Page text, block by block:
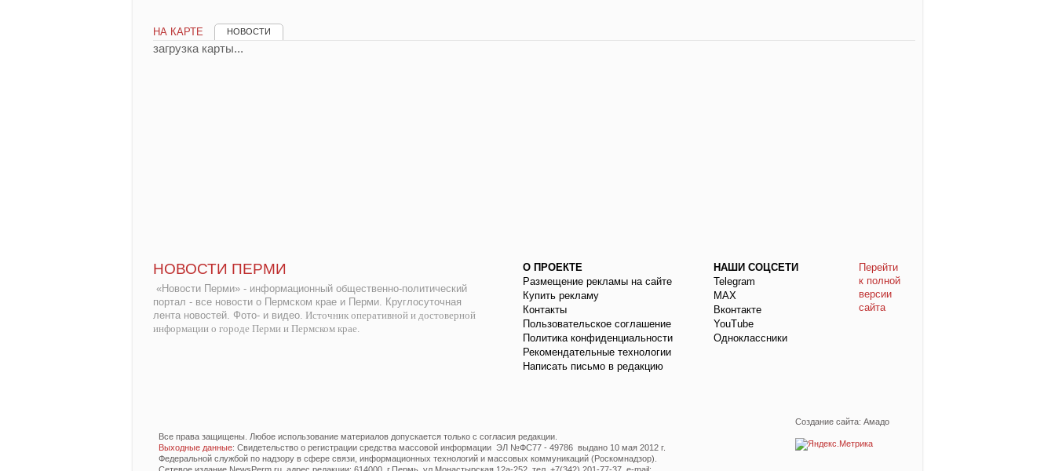
НА КАРТЕ НОВОСТИ
загрузка карты...
НОВОСТИ ПЕРМИ
«Новости Перми» - информационный общественно-политический
портал - все новости о Пермском крае и Перми. Круглосуточная
лента новостей. Фото- и видео. Источник оперативной и достоверной
информации о городе Перми и Пермском крае.
О ПРОЕКТЕ
Размещение рекламы на сайте
Купить рекламу
Контакты
Пользовательское соглашение
Политика конфиденциальности
Рекомендательные технологии
Написать письмо в редакцию
НАШИ СОЦСЕТИ
Telegram
МАХ
Вконтакте
YouTube
Одноклассники
Перейти
к полной
версии
сайта
Создание сайта: Амадо
Все права защищены. Любое использование материалов допускается только с согласия редакции.
Выходные данные: Свидетельство о регистрации средства массовой информации ЭЛ №ФС77 - 49786 выдано 10 мая 2012 г.
Федеральной службой по надзору в сфере связи, информационных технологий и массовых коммуникаций (Роскомнадзор).